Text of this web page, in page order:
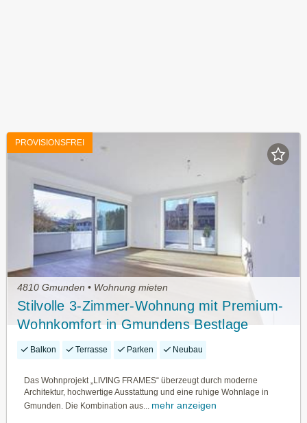
PROVISIONSFREI
4810 Gmunden • Wohnung mieten
Stilvolle 3-Zimmer-Wohnung mit Premium-
Wohnkomfort in Gmundens Bestlage
Balkon Terrasse Parken Neubau
Das Wohnprojekt „LIVING FRAMES“ überzeugt durch moderne
Architektur, hochwertige Ausstattung und eine ruhige Wohnlage in
Gmunden. Die Kombination aus... mehr anzeigen